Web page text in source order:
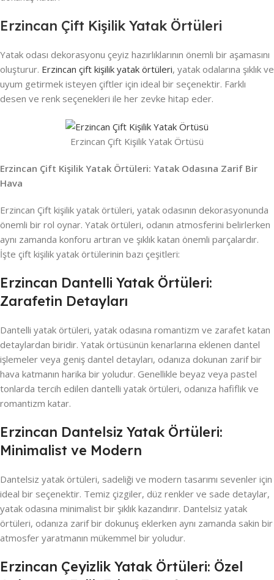
Erzincan Çift Kişilik Yatak Örtüleri
Yatak odası dekorasyonu çeyiz hazırlıklarının önemli bir aşamasını
oluşturur. Erzincan çift kişilik yatak örtüleri, yatak odalarına şıklık ve
uyum getirmek isteyen çiftler için ideal bir seçenektir. Farklı
desen ve renk seçenekleri ile her zevke hitap eder.
Erzincan Çift Kişilik Yatak Örtüsü
Erzincan Çift Kişilik Yatak Örtüleri: Yatak Odasına Zarif Bir
Hava
Erzincan Çift kişilik yatak örtüleri, yatak odasının dekorasyonunda
önemli bir rol oynar. Yatak örtüleri, odanın atmosferini belirlerken
aynı zamanda konforu artıran ve şıklık katan önemli parçalardır.
İşte çift kişilik yatak örtülerinin bazı çeşitleri:
Erzincan Dantelli Yatak Örtüleri:
Zarafetin Detayları
Dantelli yatak örtüleri, yatak odasına romantizm ve zarafet katan
detaylardan biridir. Yatak örtüsünün kenarlarına eklenen dantel
işlemeler veya geniş dantel detayları, odanıza dokunan zarif bir
hava katmanın harika bir yoludur. Genellikle beyaz veya pastel
tonlarda tercih edilen dantelli yatak örtüleri, odanıza hafiflik ve
romantizm katar.
Erzincan Dantelsiz Yatak Örtüleri:
Minimalist ve Modern
Dantelsiz yatak örtüleri, sadeliği ve modern tasarımı sevenler için
ideal bir seçenektir. Temiz çizgiler, düz renkler ve sade detaylar,
yatak odasına minimalist bir şıklık kazandırır. Dantelsiz yatak
örtüleri, odanıza zarif bir dokunuş eklerken aynı zamanda sakin bir
atmosfer yaratmanın mükemmel bir yoludur.
Erzincan Çeyizlik Yatak Örtüleri: Özel